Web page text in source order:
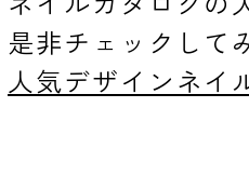
是非チェックして
人気デザインネイ